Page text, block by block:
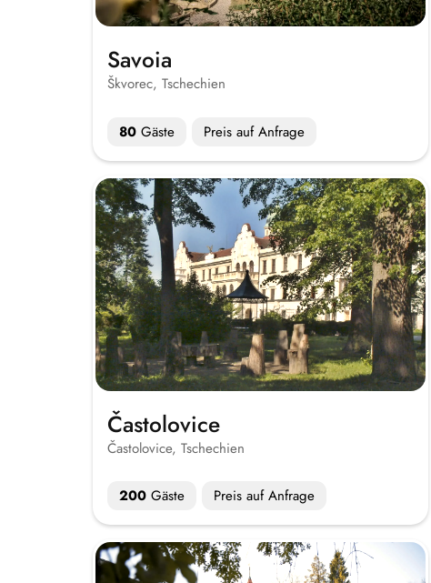
Savoia
Škvorec, Tschechien
80Gäste Preis auf Anfrage
Častolovice
Častolovice, Tschechien
200Gäste Preis auf Anfrage